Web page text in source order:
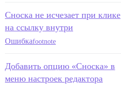
Сноска не исчезает при клике
на ссылку внутри
Ошибкаfootnote
Добавить опцию «Сноска» в
меню настроек редактора